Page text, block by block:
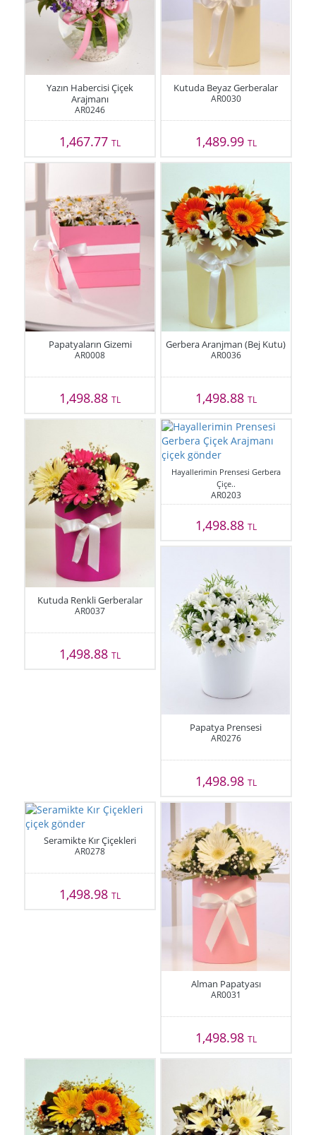
Yazın Habercisi Çiçek
Arajmanı
AR0246
1,467.77TL
Kutuda Beyaz Gerberalar
AR0030
1,489.99 TL
Papatyaların Gizemi
AR0008
1,498.88TL
Gerbera Aranjman (Bej Kutu)
AR0036
1,498.88 TL
Kutuda Renkli Gerberalar
AR0037
1,498.88TL
Hayallerimin Prensesi Gerbera
Çiçe..
AR0203
1,498.88 TL
Papatya Prensesi
AR0276
1,498.98 TL
Seramikte Kır Çiçekleri
AR0278
1,498.98TL
Alman Papatyası
AR0031
1,498.98 TL